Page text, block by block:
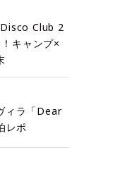
Club 2
キャンプ×
ィラ「Dear
レポ